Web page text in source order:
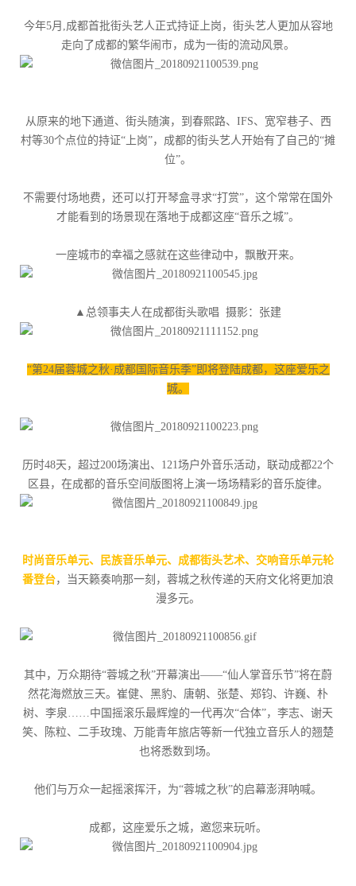
今年5月,成都首批街头艺人正式持证上岗，街头艺人更加从容地
走向了成都的繁华闹市，成为一街的流动风景。
从原来的地下通道、街头随演，到春熙路、IFS、宽窄巷子、西
村等30个点位的持证“上岗”，成都的街头艺人开始有了自己的“摊
位”。
不需要付场地费，还可以打开琴盒寻求“打赏”，这个常常在国外
才能看到的场景现在落地于成都这座“音乐之城”。
一座城市的幸福之感就在这些律动中，飘散开来。
▲总领事夫人在成都街头歌唱 摄影：张建
“第24届蓉城之秋·成都国际音乐季”即将登陆成都，这座爱乐之
城。
历时48天，超过200场演出、121场户外音乐活动，联动成都22个
区县，在成都的音乐空间版图将上演一场场精彩的音乐旋律。
时尚音乐单元、民族音乐单元、成都街头艺术、交响音乐单元轮
番登台，当天籁奏响那一刻，蓉城之秋传递的天府文化将更加浪
漫多元。
其中，万众期待“蓉城之秋”开幕演出——“仙人掌音乐节”将在蔚
然花海燃放三天。崔健、黑豹、唐朝、张楚、郑钧、许巍、朴
树、李泉……中国摇滚乐最辉煌的一代再次“合体”，李志、谢天
笑、陈粒、二手玫瑰、万能青年旅店等新一代独立音乐人的翘楚
也将悉数到场。
他们与万众一起摇滚挥汗，为“蓉城之秋”的启幕澎湃呐喊。
成都，这座爱乐之城，邀您来玩听。